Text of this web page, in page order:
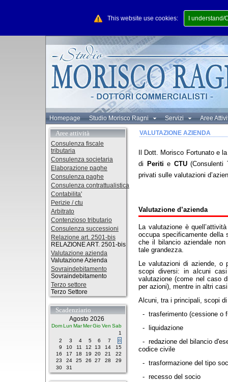
This website use cookies: I
Homepage Studio Morisco Ragni Servizi Aree
Aree attività
Consulenza fiscale
tributaria
Consulenza societaria
Elaborazione paghe
Consulenza paghe
Consulenza contrattualistica
Contabilita'
Perizie / ctu
Arbitrato
Contenzioso tributario
Consulenza successioni
Relazione art. 2501-bis
RELAZIONE ART. 2501-bis
Valutazione azienda
Valutazione Azienda
Sovraindebitamento
Sovraindebitamento
Terzo settore
Terzo Settore
Scadenziario
Agosto 2026
DomLun MarMerGioVen Sab
1
2
3 4 5 6 7
8
9
10 11 12 13 14
15
16
17 18 19 20 21
22
23
24 25 26 27 28
29
30
31
VALUTAZIONE AZIENDA
Il Dott. Morisco Fortunato e
di
Periti e CTU(Consulenti
privati sulle valutazioni
Valutazione d’azienda
La valutazione è
occupa specificamente della
che il bilancio aziendale
tale grandezza.
Le valutazioni di aziende, o
scopi diversi: in alcuni
valutazione (come nel caso
per azioni), mentre in altri
Alcuni, tra i principali, scopi
- trasferimento (cessione o
- liquidazione
- redazione del bilancio
codice civile
- trasformazione del tipo
- recesso del socio